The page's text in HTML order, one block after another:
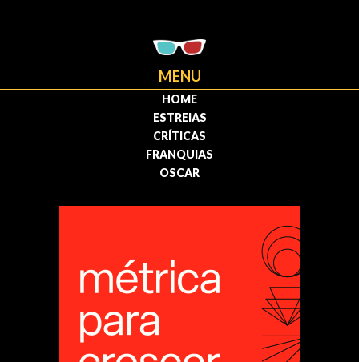
MENU
HOME
ESTREIAS
CRÍTICAS
FRANQUIAS
OSCAR